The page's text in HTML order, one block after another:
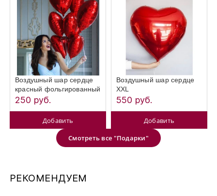
Воздушный шар сердце
красный фольгированный
250 руб.
Добавить
Воздушный шар сердце
XXL
550 руб.
Добавить
Смотреть все "Подарки"
РЕКОМЕНДУЕМ